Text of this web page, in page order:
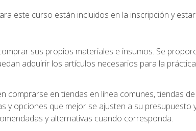
este curso están incluidos en la inscripción y
sus propios materiales e insumos. Se
adquirir los artículos necesarios para la
comprarse en tiendas en línea comunes, tiendas
y opciones que mejor se ajusten a su presupuesto
y alternativas cuando corresponda.